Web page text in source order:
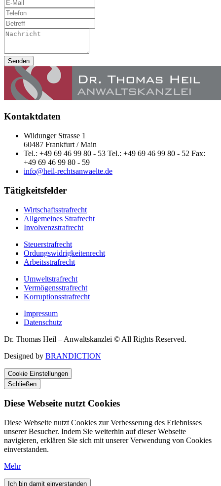
Senden
Kontaktdaten
Wildunger Strasse 1
60487 Frankfurt / Main
Tel.: +49 69 46 99 80 - 53 Tel.: +49 69 46 99 80 - 52 Fax:
+49 69 46 99 80 - 59
info@heil-rechtsanwaelte.de
Tätigkeitsfelder
Wirtschaftsstrafrecht
Allgemeines Strafrecht
Involvenzstrafrecht
Steuerstrafrecht
Ordungswidrigkeitenrecht
Arbeitsstrafrecht
Umweltstrafrecht
Vermögensstrafrecht
Korruptionsstrafrecht
Impressum
Datenschutz
Dr. Thomas Heil – Anwaltskanzlei © All Rights Reserved.
Designed by BRANDICTION
Cookie Einstellungen
Schließen
Diese Webseite nutzt Cookies
Diese Webseite nutzt Cookies zur Verbesserung des Erlebnisses
unserer Besucher. Indem Sie weiterhin auf dieser Webseite
navigieren, erklären Sie sich mit unserer Verwendung von Cookies
einverstanden.
Mehr